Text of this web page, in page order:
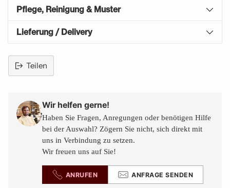
Pflege, Reinigung & Muster
Lieferung / Delivery
Teilen
den
Warenkorb
legen
Wir helfen gerne!
Haben Sie Fragen, Anregungen oder benötigen Hilfe
bei der Auswahl? Zögern Sie nicht, sich direkt mit
uns in Verbindung zu setzen.
Wir freuen uns auf Sie!
ANRUFEN ANFRAGE SENDEN